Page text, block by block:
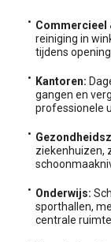
Commercieel
reiniging in
tijdens
Kantoren:
gangen en
professionele
ziekenhuizen,
Onderwijs:
sporthallen,
centrale